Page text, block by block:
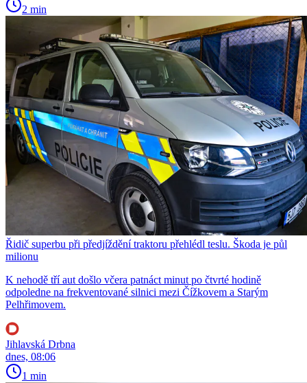
2 min
Řidič superbu při předjíždění traktoru přehlédl teslu. Škoda je půl
milionu
K nehodě tří aut došlo včera patnáct minut po čtvrté hodině
odpoledne na frekventované silnici mezi Čížkovem a Starým
Pelhřimovem.
Jihlavská Drbna
dnes, 08:06
1 min